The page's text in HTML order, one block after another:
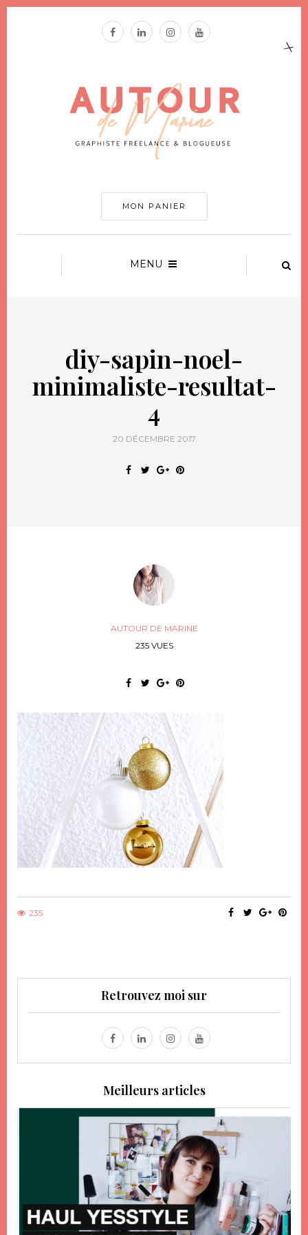
MON PANIER
MENU
diy-sapin-noel-
minimaliste-resultat-
4
20 DÉCEMBRE 2017
AUTOUR DE MARINE
235 VUES
235
Retrouvez moi sur
Meilleurs articles